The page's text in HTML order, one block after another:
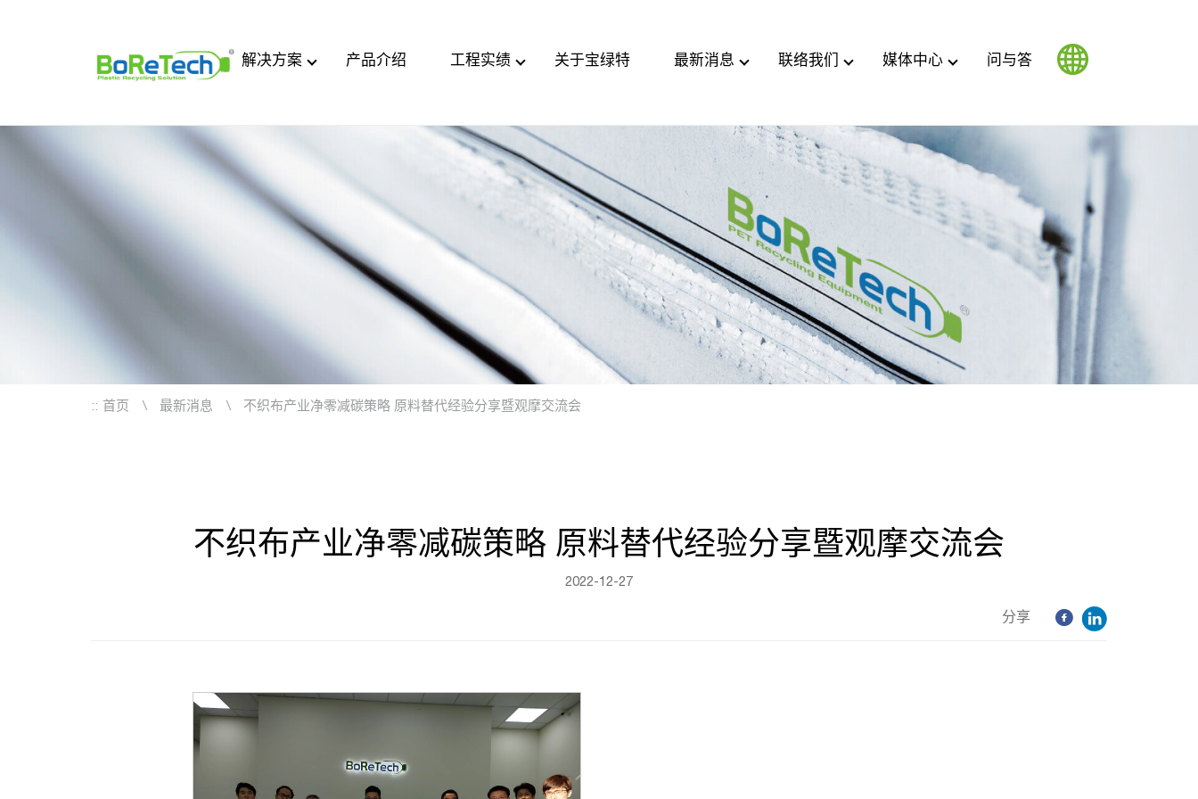
解决方案 产品介绍 工程实绩 关于宝绿特 最新消息 联络我们 媒体中心 问与答
:: 首页 最新消息 不织布产业净零减碳策略 原料替代经验分享暨观摩交流会
不织布产业净零减碳策略 原料替代经验分享暨观摩交流会
2022-12-27
分享